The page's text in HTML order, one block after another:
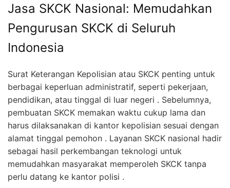
Jasa SKCK Nasional: Memudahkan
Pengurusan SKCK di Seluruh
Indonesia
Surat Keterangan Kepolisian atau SKCK penting untuk
berbagai keperluan administratif, seperti pekerjaan,
pendidikan, atau tinggal di luar negeri . Sebelumnya,
pembuatan SKCK memakan waktu cukup lama dan
harus dilaksanakan di kantor kepolisian sesuai dengan
alamat tinggal pemohon . Layanan SKCK nasional hadir
sebagai hasil perkembangan teknologi untuk
memudahkan masyarakat memperoleh SKCK tanpa
perlu datang ke kantor polisi .